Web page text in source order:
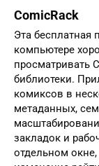
ComicRack
Эта бесплатная
компьютере
просматривать
библиотеки.
комиксов в
метаданных,
закладок и
отдельном